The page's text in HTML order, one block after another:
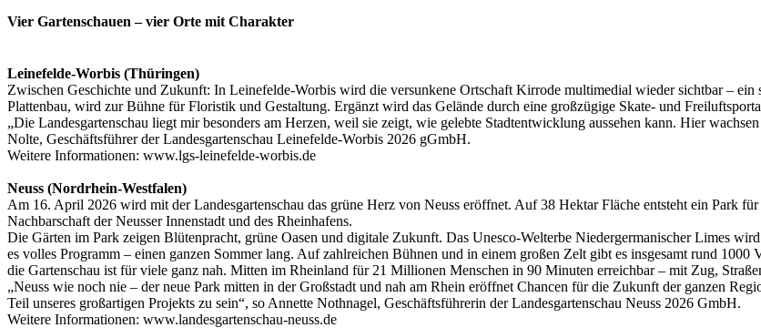
Vier Gartenschauen – vier Orte mit Charakter
Leinefelde-Worbis (Thüringen)
Zwischen Geschichte und Zukunft: In Leinefelde-Worbis wird die versunkene Ortschaft Kirrode multimedial wieder sichtbar –
Plattenbau, wird zur Bühne für Floristik und Gestaltung. Ergänzt wird das Gelände durch eine großzügige Skate- und
„Die Landesgartenschau liegt mir besonders am Herzen, weil sie zeigt, wie gelebte Stadtentwicklung aussehen kann. Hier
Nolte, Geschäftsführer der Landesgartenschau Leinefelde-Worbis 2026 gGmbH.
Weitere Informationen: www.lgs-leinefelde-worbis.de
Neuss (Nordrhein-Westfalen)
Am 16. April 2026 wird mit der Landesgartenschau das grüne Herz von Neuss eröffnet. Auf 38 Hektar Fläche entsteht ein Park
Nachbarschaft der Neusser Innenstadt und des Rheinhafens.
Die Gärten im Park zeigen Blütenpracht, grüne Oasen und digitale Zukunft. Das Unesco-Welterbe Niedergermanischer Limes
es volles Programm – einen ganzen Sommer lang. Auf zahlreichen Bühnen und in einem großen Zelt gibt es insgesamt rund
die Gartenschau ist für viele ganz nah. Mitten im Rheinland für 21 Millionen Menschen in 90 Minuten erreichbar – mit Zug,
„Neuss wie noch nie – der neue Park mitten in der Großstadt und nah am Rhein eröffnet Chancen für die Zukunft der ganzen
Teil unseres großartigen Projekts zu sein“, so Annette Nothnagel, Geschäftsführerin der Landesgartenschau Neuss 2026 GmbH.
Weitere Informationen: www.landesgartenschau-neuss.de